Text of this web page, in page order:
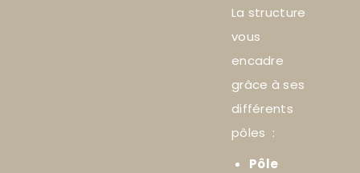
La structure
vous
encadre
grâce à ses
différents
pôles :
Pôle